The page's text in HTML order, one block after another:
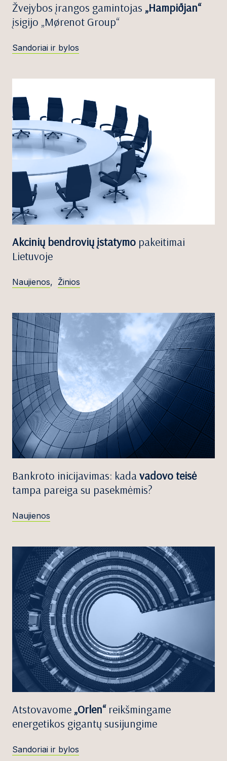
Žvejybos įrangos gamintojas „Hampiðjan“
įsigijo „Mørenot Group“
Sandoriai ir bylos
Akcinių bendrovių įstatymo pakeitimai
Lietuvoje
Naujienos, Žinios
Bankroto inicijavimas: kadavadovo teisė
tampa pareiga su pasekmėmis?
Naujienos
Atstovavome „Orlen“reikšmingame
energetikos gigantų susijungime
Sandoriai ir bylos